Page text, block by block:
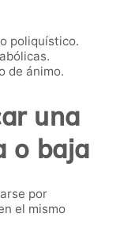
poliquístico.
de ánimo.
una
o baja
por
el mismo